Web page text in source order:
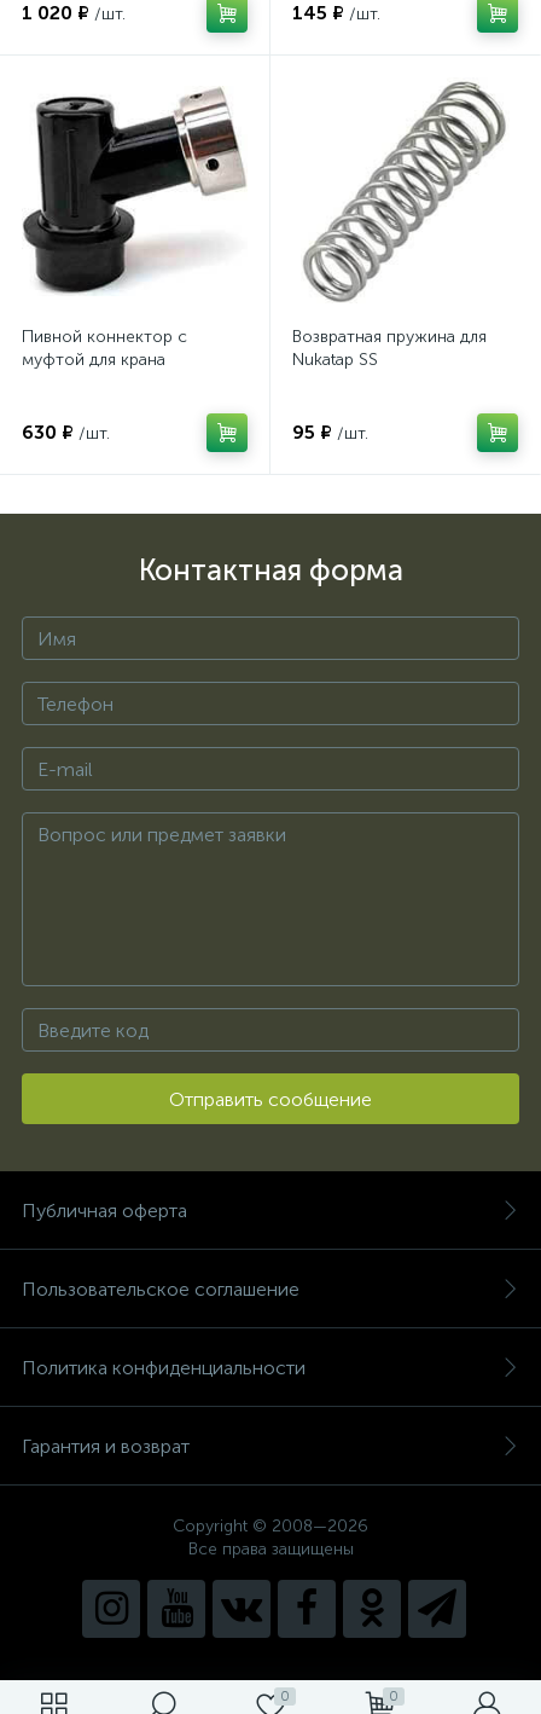
0 0
1 020 ₽ /шт. 145 ₽ /шт.
Пивной коннектор с
муфтой для крана
630 ₽ /шт.
Возвратная пружина для
Nukatap SS
95 ₽ /шт.
Контактная форма
Отправить сообщение
Публичная оферта
Пользовательское соглашение
Политика конфиденциальности
Гарантия и возврат
Copyright © 2008—2026
Все права защищены